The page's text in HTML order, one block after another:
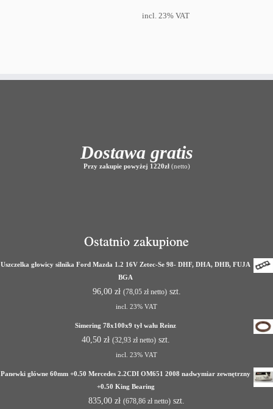
incl. 23% VAT
Dostawa gratis
Przy zakupie powyżej 1220zł(netto)
Ostatnio zakupione
Uszczelka głowicy silnika Ford Mazda 1.2 16V Zetec-Se 98- DHF, DHA, DHB, FUJA
BGA
96,00 zł (78,05 złnetto)szt.
incl. 23% VAT
Simering 78x100x9 tył wału Reinz
40,50 zł (32,93 złnetto)szt.
incl. 23% VAT
Panewki główne 60mm +0.50 Mercedes 2.2CDI OM651 2008 nadwymiar zewnętrzny
+0.50 King Bearing
835,00 zł (678,86 zł netto) szt.